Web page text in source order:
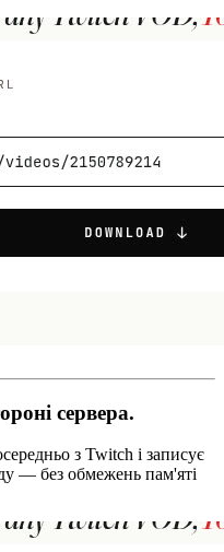
сервера.
з Twitch і записує
— без обмежень пам'яті